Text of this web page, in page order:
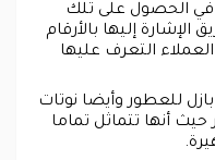
في الحصول على تلك
إليها بالأرقام
التعرف عليها
للعطور وأيضا نوتات
أنها تتماثل تماما